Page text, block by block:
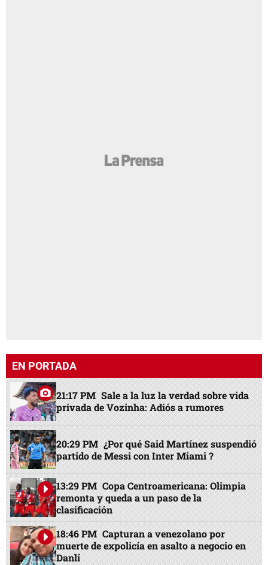
EN PORTADA
21:17 PM Sale a la luz la verdad sobre vida
privada de Vozinha: Adiós a rumores
20:29 PM ¿Por qué Said Martínez suspendió
partido de Messi con Inter Miami ?
13:29 PM Copa Centroamericana: Olimpia
remonta y queda a un paso de la
clasificación
18:46 PM Capturan a venezolano por
muerte de expolicía en asalto a negocio en
Danlí